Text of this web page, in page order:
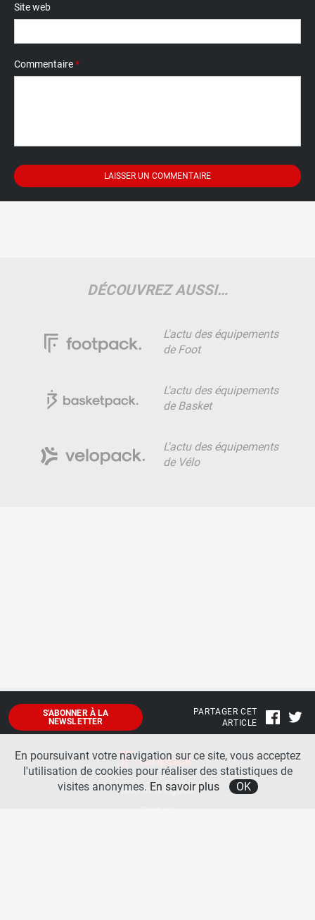
Site web
Commentaire*
DÉCOUVREZ AUSSI…
L'actu des équipements
de Foot
L'actu des équipements
de Basket
L'actu des équipements
de Vélo
S'ABONNER À LA
NEWSLETTER
PARTAGER CET
ARTICLE
Mentions légales
En poursuivant votre navigation sur ce site, vous acceptez
l'utilisation de cookies pour réaliser des statistiques de
visites anonymes. En savoir plus OK